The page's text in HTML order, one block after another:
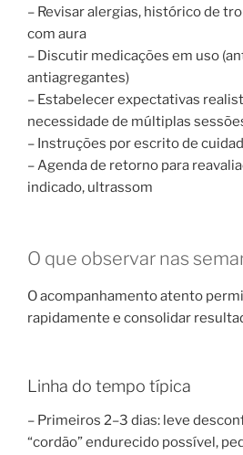
– Revisar alergias, histórico de
com aura
– Discutir medicações em uso
antiagregantes)
– Estabelecer expectativas
necessidade de múltiplas
– Instruções por escrito de
– Agenda de retorno para
indicado, ultrassom
O que observar nas
O acompanhamento atento
rapidamente e consolidar
Linha do tempo típica
– Primeiros 2–3 dias: leve
“cordão” endurecido possível,